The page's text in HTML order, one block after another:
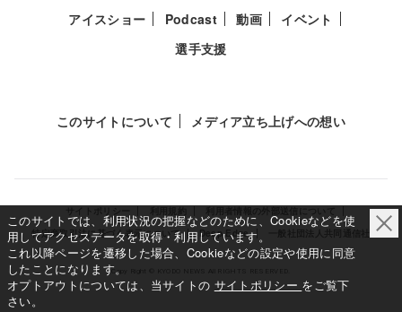
アイスショー
Podcast 動画
イベント
選手支援
このサイトについて メディア立ち上げへの想い
特定商取引法に基づく表示について
Deep Edge
Copy Right © KYODO NEWS All RIGHTS RESERVED.
このサイトでは、利用状況の把握などのために、Cookieなどを使
用してアクセスデータを取得・利用しています。
これ以降ページを遷移した場合、Cookieなどの設定や使用に同意
したことになります。
オプトアウトについては、当サイトの サイトポリシー をご覧下
さい。